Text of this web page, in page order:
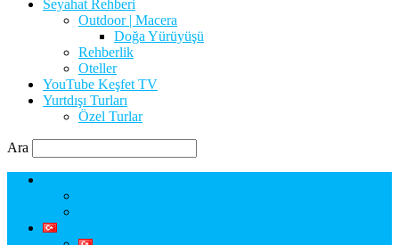
Seyahat Rehberi
Outdoor | Macera
Doğa Yürüyüşü
Rehberlik
Oteller
YouTube Keşfet TV
Yurtdışı Turları
Özel Turlar
Ara